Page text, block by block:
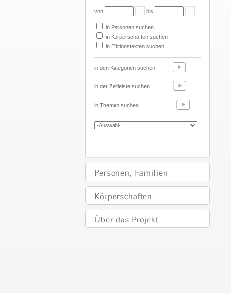
von bis
in Personen suchen
in Körperschaften suchen
in Editionstexten suchen
in den Kategorien suchen
in der Zeitleiste suchen
in Themen suchen